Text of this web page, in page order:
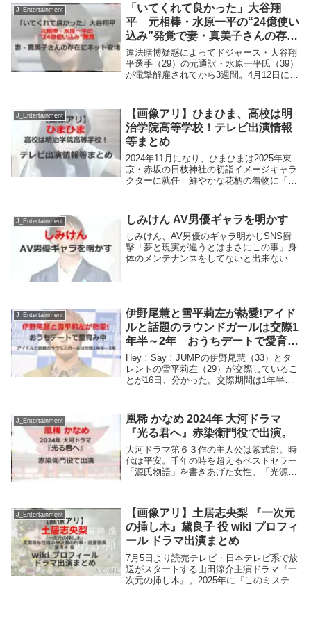
J_Entertainment
「いてくれて良かった」大谷翔
平 元相棒・水原一平の“24億使い
込み”発覚で妻・真美子さんの存在
にネット安堵
違法賭博疑惑によってドジャース・大谷翔
平選手（29）の元通訳・水原一平氏（39）
が電撃解雇されてから3週間。4月12日に捜
上もの大金を不正に送金捜査当局による...
J_Entertainment
【画像アリ】ひまひま、高校は明
治学院高等学校！テレビ出演情報
等まとめ
2024年11月になり、ひまひまは2025年東
京・赤坂の日枝神社の初詣イメージキャラ
クターに就任 鮮やかな花柄の着物に「テ
ビ出演情報まとめを紹介します。ひまひ
ま、高...
J_Entertainment しみけん AV男優ギャラを明かす
しみけん、AV男優のギャラ明かしSNS衝
撃「夢と現実が違うとはまさにこの事」身
体のメンテナンスをしてないと出来ない
J_Entertainment
伊野尾慧と雪平莉左が熱愛!アイド
ルと話題のラウンドガールは交際1
年半～2年 おうちデートで愛育み
中
Hey！Say！JUMPの伊野尾慧（33）とタ
レントの雪平莉左（29）が交際しているこ
とが16日、分かった。交際期間は1年半か
へと発展周囲は「数年前に知人の紹介で
知...
J_Entertainment
凰稀 かなめ 2024年 大河ドラマ
『光る君へ』赤染衛門役で出演。
大河ドラマ第６３作の主人公は紫式部。時
代は平安。千年の時を超えるベストセラー
「源氏物語」を書きあげた女性。「光源
その名は藤原道長。変わりゆく世を自らの
才能と努力で生...
J_Entertainment
【画像アリ】土居志央梨 『一次元
の挿し木』黛良子 役 wiki プロフィ
ール ドラマ出演まとめ
7月5日より読売テレビ・日本テレビ系で放
送がスタートする山田涼介主演ドラマ『一
次元の挿し木』。2025年に『このミステリ